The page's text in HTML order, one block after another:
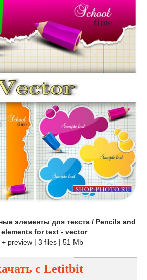
элементы для текста / Pencils and
for text - vector
+ preview | 3 files | 51 Mb
с Letitbit